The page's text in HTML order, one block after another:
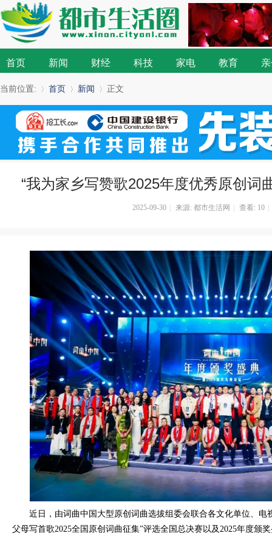
首页 新闻 财经 科技 家电 教育
当前位置: 首页
›
新闻
›
正文
“我为家乡写赞歌2025年度优秀原创词
2025-09-30 来源: 都市生活网 查看: 10
近日，由词曲中国大型原创词曲选拔组委会联合各文化单位、电
父母写首歌2025全国原创词曲征集”评选全国总决赛以及2025年度颁